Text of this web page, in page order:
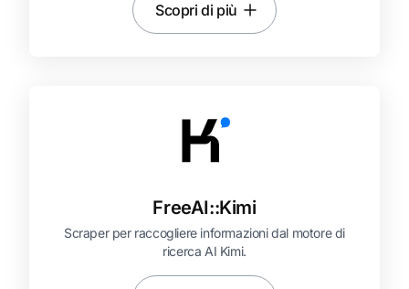
Scopri di più
FreeAI::Kimi
Scraper per raccogliere informazioni dal motore di
ricerca AI Kimi.